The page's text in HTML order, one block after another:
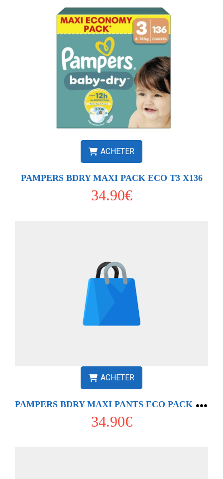
ACHETER
PAMPERS BDRY MAXI PACK ECO T3 X136
34.90€
ACHETER
P
AMPERS BDRY MAXI PANTS ECO PACK T5 X66
34.90€